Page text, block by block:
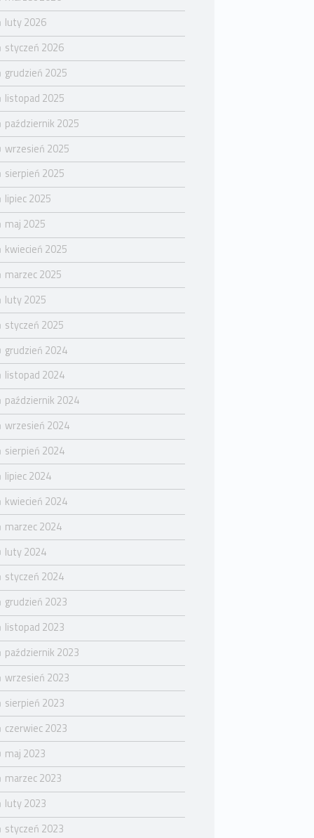
luty 2026
styczeń 2026
grudzień 2025
listopad 2025
październik 2025
wrzesień 2025
sierpień 2025
lipiec 2025
maj 2025
kwiecień 2025
marzec 2025
luty 2025
styczeń 2025
grudzień 2024
listopad 2024
październik 2024
wrzesień 2024
sierpień 2024
lipiec 2024
kwiecień 2024
marzec 2024
luty 2024
styczeń 2024
grudzień 2023
listopad 2023
październik 2023
wrzesień 2023
sierpień 2023
czerwiec 2023
maj 2023
marzec 2023
luty 2023
styczeń 2023